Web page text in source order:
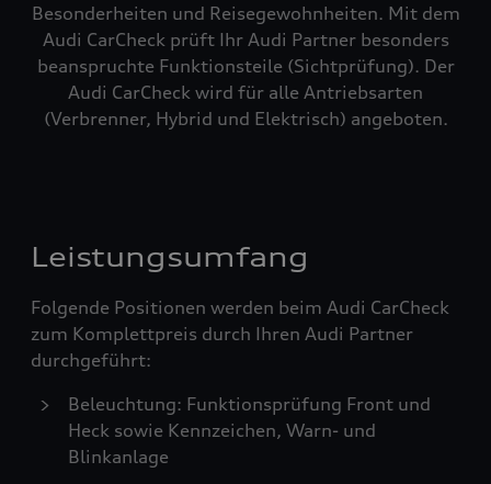
Besonderheiten und Reisegewohnheiten. Mit dem
Audi CarCheck prüft Ihr Audi Partner besonders
beanspruchte Funktionsteile (Sichtprüfung). Der
Audi CarCheck wird für alle Antriebsarten
(Verbrenner, Hybrid und Elektrisch) angeboten.
Leistungsumfang
Folgende Positionen werden beim Audi CarCheck
zum Komplettpreis durch Ihren Audi Partner
durchgeführt:
Beleuchtung: Funktionsprüfung Front und
Heck sowie Kennzeichen, Warn- und
Blinkanlage